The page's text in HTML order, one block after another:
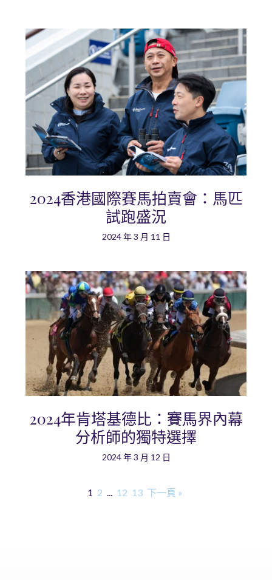
2024香港國際賽馬拍賣會：馬匹
試跑盛況
2024 年 3 月 11 日
2024年肯塔基德比：賽馬界內幕
分析師的獨特選擇
2024 年 3 月 12 日
1 2 ... 12 13 下一頁 »